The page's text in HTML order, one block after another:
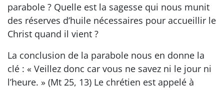
parabole ? Quelle est la sagesse qui nous munit
des réserves d’huile nécessaires pour accueillir le
Christ quand il vient ?
La conclusion de la parabole nous en donne la
clé : « Veillez donc car vous ne savez ni le jour ni
l’heure. » (Mt 25, 13) Le chrétien est appelé à